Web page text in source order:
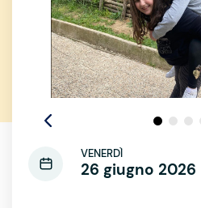
VENERDÌ
26 giugno 2026